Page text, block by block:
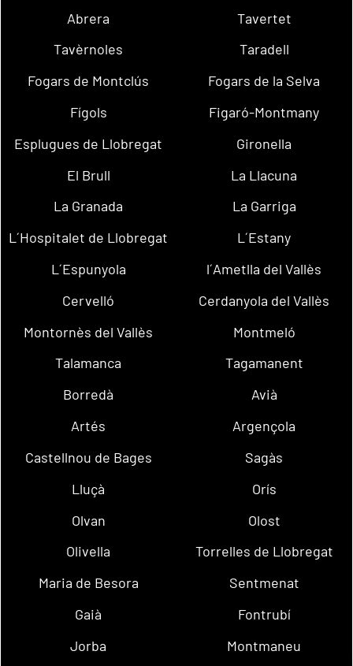
Abrera
Tavertet
Tavèrnoles
Taradell
Fogars de Montclús
Fogars de la Selva
Fígols
Figaró-Montmany
Esplugues de Llobregat
Gironella
El Brull
La Llacuna
La Granada
La Garriga
L´Hospitalet de Llobregat
L´Estany
L´Espunyola
l´Ametlla del Vallès
Cervelló
Cerdanyola del Vallès
Montornès del Vallès
Montmeló
Talamanca
Tagamanent
Borredà
Avià
Artés
Argençola
Castellnou de Bages
Sagàs
Lluçà
Orís
Olvan
Olost
Olivella
Torrelles de Llobregat
Maria de Besora
Sentmenat
Gaià
Fontrubí
Jorba
Montmaneu